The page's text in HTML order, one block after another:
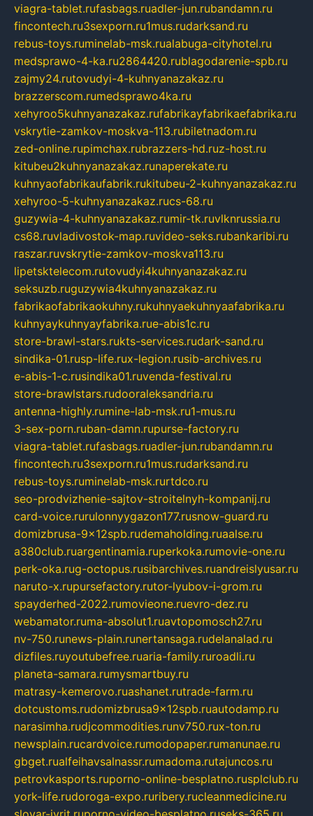
viagra-tablet.rufasbags.ruadler-jun.rubandamn.ru
fincontech.ru3sexporn.ru1mus.rudarksand.ru
rebus-toys.ruminelab-msk.rualabuga-cityhotel.ru
medsprawo-4-ka.ru2864420.rublagodarenie-spb.ru
zajmy24.rutovudyi-4-kuhnyanazakaz.ru
brazzerscom.rumedsprawo4ka.ru
xehyroo5kuhnyanazakaz.rufabrikayfabrikaefabrika.ru
vskrytie-zamkov-moskva-113.rubiletnadom.ru
zed-online.rupimchax.rubrazzers-hd.ruz-host.ru
kitubeu2kuhnyanazakaz.runaperekate.ru
kuhnyaofabrikaufabrik.rukitubeu-2-kuhnyanazakaz.ru
xehyroo-5-kuhnyanazakaz.rucs-68.ru
guzywia-4-kuhnyanazakaz.rumir-tk.ruvlknrussia.ru
cs68.ruvladivostok-map.ruvideo-seks.rubankaribi.ru
raszar.ruvskrytie-zamkov-moskva113.ru
lipetsktelecom.rutovudyi4kuhnyanazakaz.ru
seksuzb.ruguzywia4kuhnyanazakaz.ru
fabrikaofabrikaokuhny.rukuhnyaekuhnyaafabrika.ru
kuhnyaykuhnyayfabrika.rue-abis1c.ru
store-brawl-stars.rukts-services.rudark-sand.ru
sindika-01.rusp-life.rux-legion.rusib-archives.ru
e-abis-1-c.rusindika01.ruvenda-festival.ru
store-brawlstars.rudooraleksandria.ru
antenna-highly.rumine-lab-msk.ru1-mus.ru
3-sex-porn.ruban-damn.rupurse-factory.ru
viagra-tablet.rufasbags.ruadler-jun.rubandamn.ru
fincontech.ru3sexporn.ru1mus.rudarksand.ru
rebus-toys.ruminelab-msk.rurtdco.ru
seo-prodvizhenie-sajtov-stroitelnyh-kompanij.ru
card-voice.rurulonnyygazon177.rusnow-guard.ru
domizbrusa-9x12spb.rudemaholding.ruaalse.ru
a380club.ruargentinamia.ruperkoka.rumovie-one.ru
perk-oka.rug-octopus.rusibarchives.ruandreislyusar.ru
naruto-x.rupursefactory.rutor-lyubov-i-grom.ru
spayderhed-2022.rumovieone.ruevro-dez.ru
webamator.ruma-absolut1.ruavtopomosch27.ru
nv-750.runews-plain.runertansaga.rudelanalad.ru
dizfiles.ruyoutubefree.ruaria-family.ruroadli.ru
planeta-samara.rumysmartbuy.ru
matrasy-kemerovo.ruashanet.rutrade-farm.ru
dotcustoms.rudomizbrusa9x12spb.ruautodamp.ru
narasimha.rudjcommodities.runv750.rux-ton.ru
newsplain.rucardvoice.rumodopaper.rumanunae.ru
gbget.rualfeihavsalnassr.rumadoma.rutajuncos.ru
petrovkasports.ruporno-online-besplatno.rusplclub.ru
york-life.rudoroga-expo.ruribery.rucleanmedicine.ru